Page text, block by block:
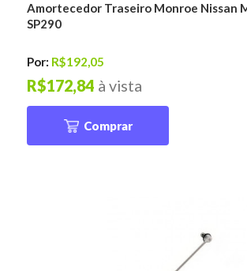
Amortecedor Traseiro Monroe Nissan
SP290
Por: R$192,05
à vista
R$172,84
Comprar